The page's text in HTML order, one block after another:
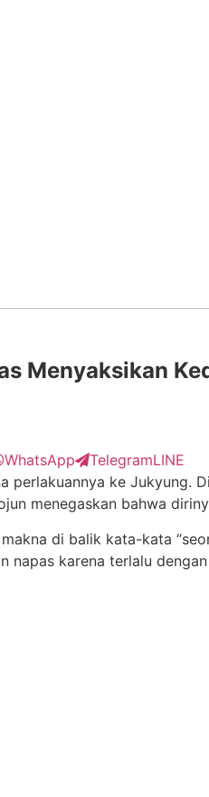
Menyaksikan
WhatsApp TelegramLINE
perlakuannya ke Jukyung.
menegaskan bahwa
di balik kata-kata
napas karena terlalu